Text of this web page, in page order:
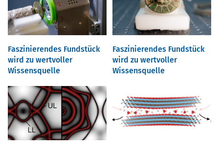
Faszinierendes Fundstück
wird zu wertvoller
Wissensquelle
Faszinierendes Fundstück
wird zu wertvoller
Wissensquelle